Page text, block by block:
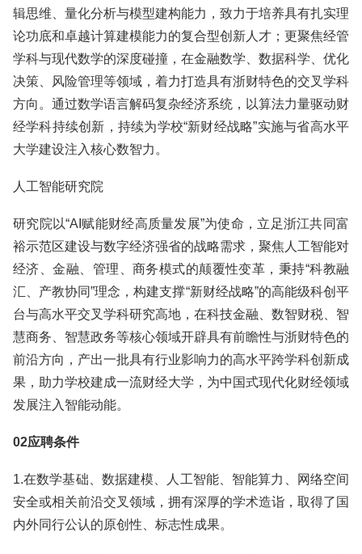
辑思维、量化分析与模型建构能力，致力于培养具有扎实理
论功底和卓越计算建模能力的复合型创新人才；更聚焦经管
学科与现代数学的深度碰撞，在金融数学、数据科学、优化
决策、风险管理等领域，着力打造具有浙财特色的交叉学科
方向。通过数学语言解码复杂经济系统，以算法力量驱动财
经学科持续创新，持续为学校“新财经战略”实施与省高水平
大学建设注入核心数智力。
人工智能研究院
研究院以“AI赋能财经高质量发展”为使命，立足浙江共同富
裕示范区建设与数字经济强省的战略需求，聚焦人工智能对
经济、金融、管理、商务模式的颠覆性变革，秉持“科教融
汇、产教协同”理念，构建支撑“新财经战略”的高能级科创平
台与高水平交叉学科研究高地，在科技金融、数智财税、智
慧商务、智慧政务等核心领域开辟具有前瞻性与浙财特色的
前沿方向，产出一批具有行业影响力的高水平跨学科创新成
果，助力学校建成一流财经大学，为中国式现代化财经领域
发展注入智能动能。
02应聘条件
1.在数学基础、数据建模、人工智能、智能算力、网络空间
安全或相关前沿交叉领域，拥有深厚的学术造诣，取得了国
内外同行公认的原创性、标志性成果。